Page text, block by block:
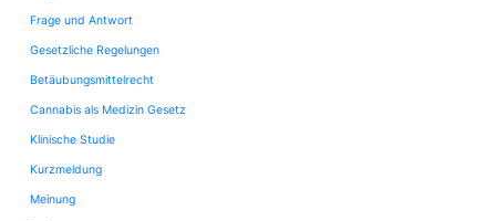
Frage und Antwort
Gesetzliche Regelungen
Betäubungsmittelrecht
Cannabis als Medizin Gesetz
Klinische Studie
Kurzmeldung
Meinung